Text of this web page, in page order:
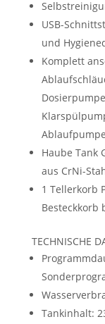
USB-
und
Komplett
Haube Tank
aus CrNi-
1 Tellerkorb
Besteckkorb
TECHNISCHE
Tankinhalt: